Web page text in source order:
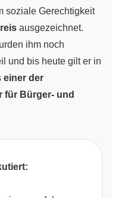
soziale Gerechtigkeit
ausgezeichnet.
ihm noch
und bis heute gilt er in
einer der
für Bürger- und